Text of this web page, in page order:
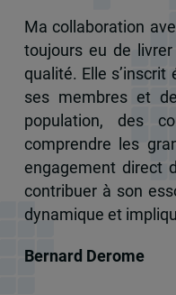
Ma collaboration
toujours eu de
qualité. Elle
ses membres et
population, des
comprendre les
engagement direct
contribuer à son
dynamique et
Bernard Derome